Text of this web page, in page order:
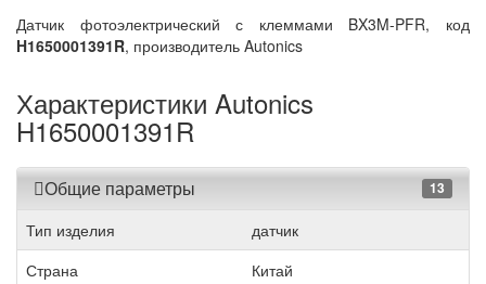
Датчик фотоэлектрический с клеммами BX3M-PFR, код
H1650001391R, производитель Autonics
Характеристики Autonics
H1650001391R
Общие параметры 13
Тип изделия
датчик
Страна
Китай